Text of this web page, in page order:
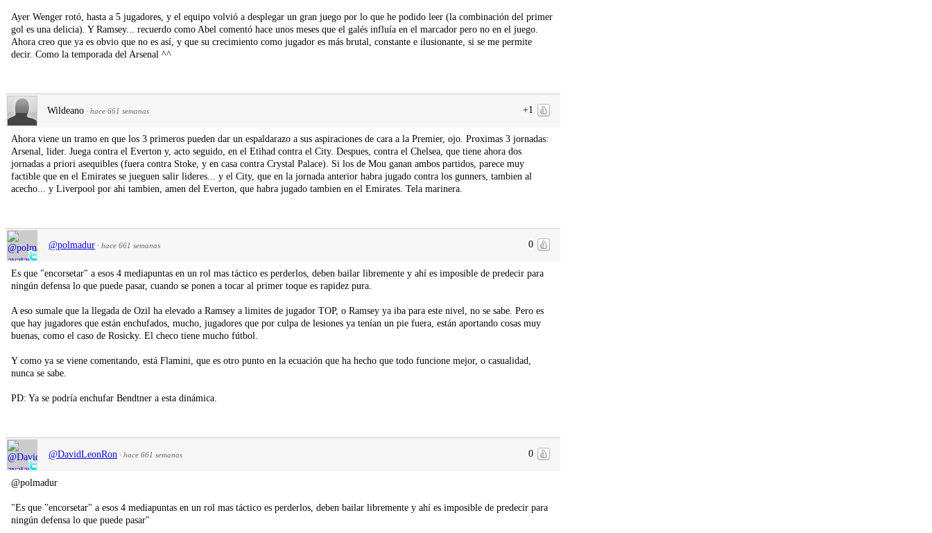
Ayer Wenger rotó, hasta a 5 jugadores, y el equipo volvió a desplegar un gran juego por lo que he podido leer (la combinación del primer
gol es una delicia). Y Ramsey... recuerdo como Abel comentó hace unos meses que el galés influía en el marcador pero no en el juego.
Ahora creo que ya es obvio que no es así, y que su crecimiento como jugador es más brutal, constante e ilusionante, si se me permite
decir. Como la temporada del Arsenal ^^
+1
Wildeano · hace 661 semanas
Ahora viene un tramo en que los 3 primeros pueden dar un espaldarazo a sus aspiraciones de cara a la Premier, ojo. Proximas 3 jornadas:
Arsenal, lider. Juega contra el Everton y, acto seguido, en el Etihad contra el City. Despues, contra el Chelsea, que tiene ahora dos
jornadas a priori asequibles (fuera contra Stoke, y en casa contra Crystal Palace). Si los de Mou ganan ambos partidos, parece muy
factible que en el Emirates se jueguen salir lideres... y el City, que en la jornada anterior habra jugado contra los gunners, tambien al
acecho... y Liverpool por ahi tambien, amen del Everton, que habra jugado tambien en el Emirates. Tela marinera.
0
@polmadur · hace 661 semanas
Es que "encorsetar" a esos 4 mediapuntas en un rol mas táctico es perderlos, deben bailar libremente y ahí es imposible de predecir para
ningún defensa lo que puede pasar, cuando se ponen a tocar al primer toque es rapidez pura.
A eso sumale que la llegada de Ozil ha elevado a Ramsey a limites de jugador TOP, o Ramsey ya iba para este nivel, no se sabe. Pero es
que hay jugadores que están enchufados, mucho, jugadores que por culpa de lesiones ya tenían un pie fuera, están aportando cosas muy
buenas, como el caso de Rosicky. El checo tiene mucho fútbol.
Y como ya se viene comentando, está Flamini, que es otro punto en la ecuación que ha hecho que todo funcione mejor, o casualidad,
nunca se sabe.
PD: Ya se podría enchufar Bendtner a esta dinámica.
0
@DavidLeonRon · hace 661 semanas
@polmadur
"Es que "encorsetar" a esos 4 mediapuntas en un rol mas táctico es perderlos, deben bailar libremente y ahí es imposible de predecir para
ningún defensa lo que puede pasar"